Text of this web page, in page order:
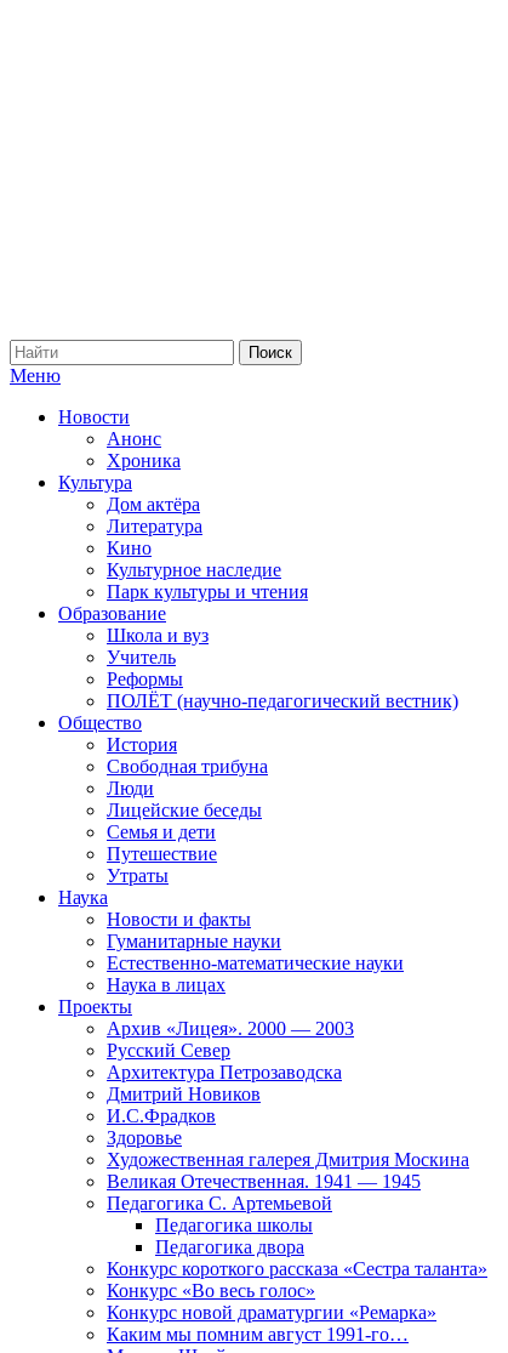
Меню
Новости
Анонс
Хроника
Культура
Дом актёра
Литература
Кино
Культурное наследие
Парк культуры и чтения
Образование
Школа и вуз
Учитель
Реформы
ПОЛЁТ (научно-педагогический вестник)
Общество
История
Свободная трибуна
Люди
Лицейские беседы
Семья и дети
Путешествие
Утраты
Наука
Новости и факты
Гуманитарные науки
Естественно-математические науки
Наука в лицах
Проекты
Архив «Лицея». 2000 — 2003
Русский Север
Архитектура Петрозаводска
Дмитрий Новиков
И.С.Фрадков
Здоровье
Художественная галерея Дмитрия Москина
Великая Отечественная. 1941 — 1945
Педагогика С. Артемьевой
Педагогика школы
Педагогика двора
Конкурс короткого рассказа «Сестра таланта»
Конкурс «Во весь голос»
Конкурс новой драматургии «Ремарка»
Каким мы помним август 1991-го…